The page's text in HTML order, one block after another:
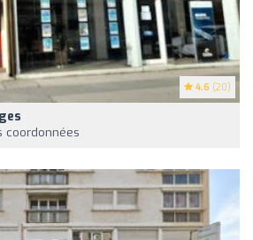
4.6 (20)
coordonnées